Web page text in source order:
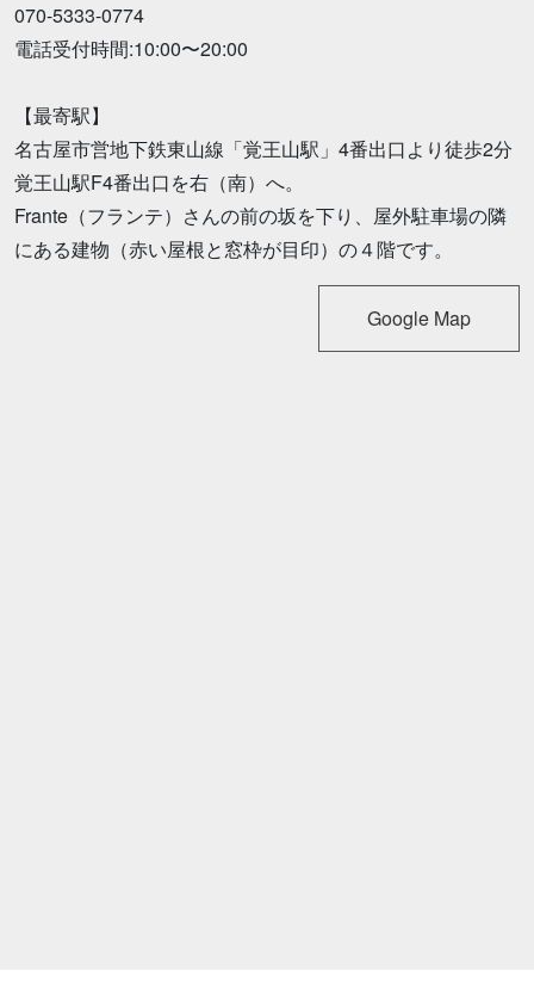
070-5333-0774
電話受付時間:10:00〜20:00
【最寄駅】
名古屋市営地下鉄東山線「覚王山駅」4番出口より徒歩2分
覚王山駅F4番出口を右（南）へ。
Frante（フランテ）さんの前の坂を下り、屋外駐車場の隣
にある建物（赤い屋根と窓枠が目印）の４階です。
Google Map